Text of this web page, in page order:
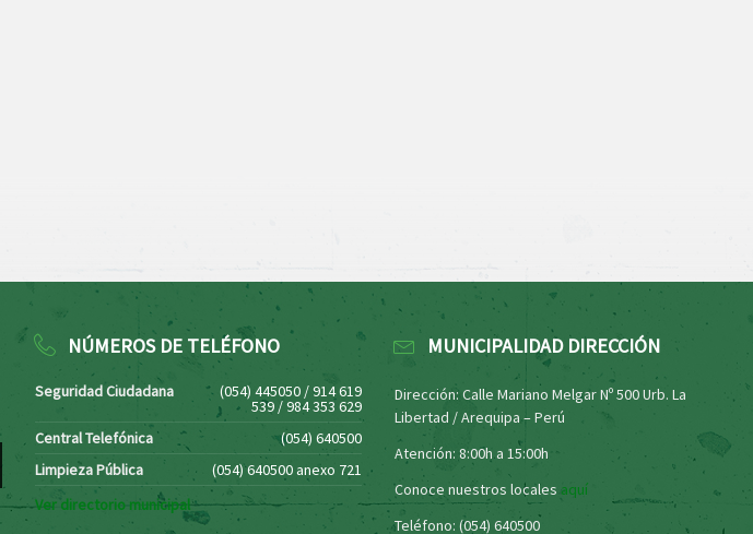
NÚMEROS DE TELÉFONO
Seguridad Ciudadana (054) 445050 / 914 619
539 / 984 353 629
Central Telefónica
(054) 640500
Limpieza Pública
(054) 640500 anexo 721
Ver directorio municipal
MUNICIPALIDAD DIRECCIÓN
Dirección: Calle Mariano Melgar Nº 500 Urb. La
Libertad / Arequipa – Perú
Atención: 8:00h a 15:00h
Conoce nuestros locales aquí
Teléfono: (054) 640500